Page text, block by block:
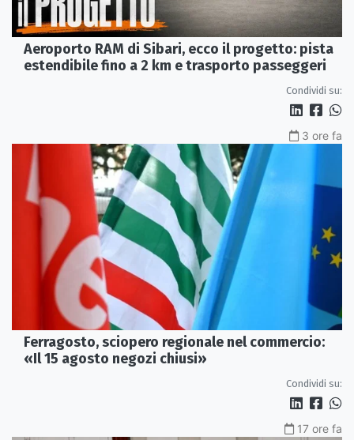
Aeroporto RAM di Sibari, ecco il progetto: pista
estendibile fino a 2 km e trasporto passeggeri
Condividi su:
3 ore fa
Ferragosto, sciopero regionale nel commercio:
«Il 15 agosto negozi chiusi»
Condividi su:
17 ore fa